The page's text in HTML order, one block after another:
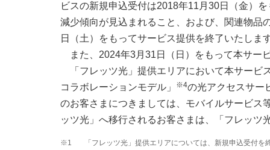
ビスの新規申込受付は2018年11月30日（金）
減少傾向が見込まれること、および、関連物品
日（土）をもってサービス提供を終了いたしま
また、2024年3月31日（日）をもって本サー
「フレッツ光」提供エリアにおいて本サー
コラボレーションモデル」
※4の光アクセスサー
のお客さまにつきましては、モバイルサービス
ッツ光」へ移行されるお客さまは、「フレッツ
※1
「フレッツ光」提供エリアについては、新規申込受付を